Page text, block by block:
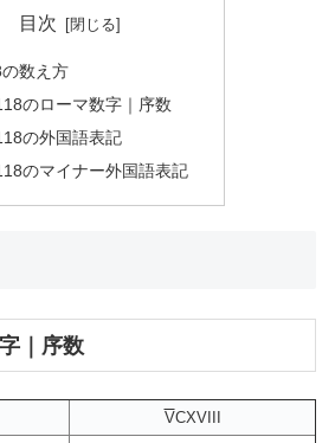
目次
数え方
のローマ数字｜序数
の外国語表記
のマイナー外国語表記
｜序数
VCXVIII